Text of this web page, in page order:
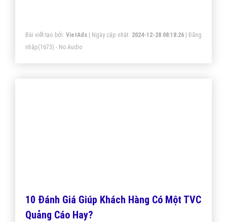
Bài viết tạo bởi: VietAds| Ngày cập nhật: 2024-12-28 08:18:26|Đăng
nhập(1673) - No Audio
10 Đánh Giá Giúp Khách Hàng Có Một TVC
Quảng Cáo Hay?